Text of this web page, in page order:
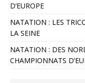
D’EUROPE
NATATION : LES
LA SEINE
NATATION : DES
CHAMPIONNATS